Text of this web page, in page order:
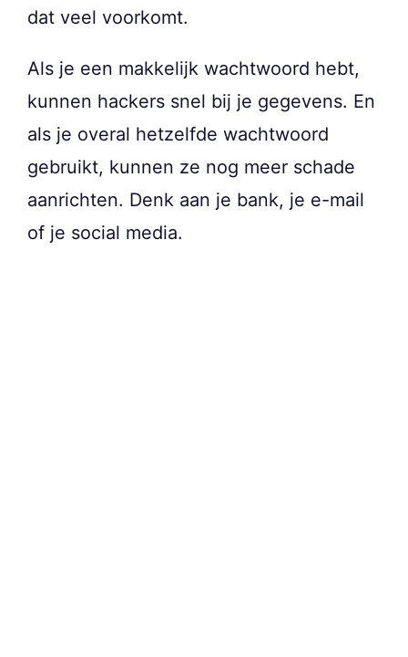
dat veel voorkomt.
Als je een makkelijk wachtwoord hebt,
kunnen hackers snel bij je gegevens. En
als je overal hetzelfde wachtwoord
gebruikt, kunnen ze nog meer schade
aanrichten. Denk aan je bank, je e-mail
of je social media.